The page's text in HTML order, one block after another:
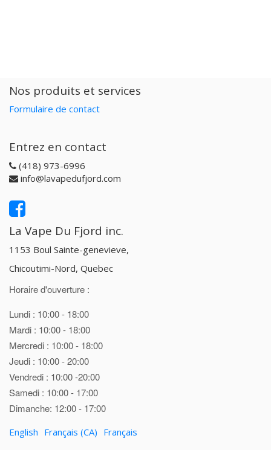
Nos produits et services
Formulaire de contact
Entrez en contact
(418) 973-6996
info@lavapedufjord.com
La Vape Du Fjord inc.
1153 Boul Sainte-genevieve,
Chicoutimi-Nord, Quebec
Horaire d'ouverture :
Lundi : 10:00 - 18:00
Mardi : 10:00 - 18:00
Mercredi : 10:00 - 18:00
Jeudi : 10:00 - 20:00
Vendredi : 10:00 -20:00
Samedi : 10:00 - 17:00
Dimanche: 12:00 - 17:00
English Français (CA) Français